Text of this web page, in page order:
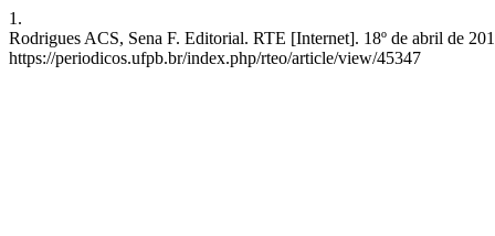
1.
Rodrigues ACS, Sena F. Editorial. RTE [Internet]. 18º de abril de
https://periodicos.ufpb.br/index.php/rteo/article/view/45347